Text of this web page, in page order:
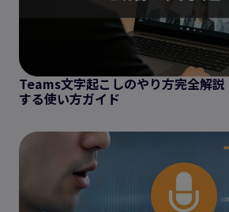
Teams文字起こしのやり方完全解
する使い方ガイド